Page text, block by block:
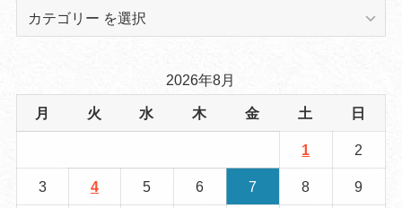
2026年8月
月 火 水 木 金 土 日
1 2
3 4 5 6 7 8 9